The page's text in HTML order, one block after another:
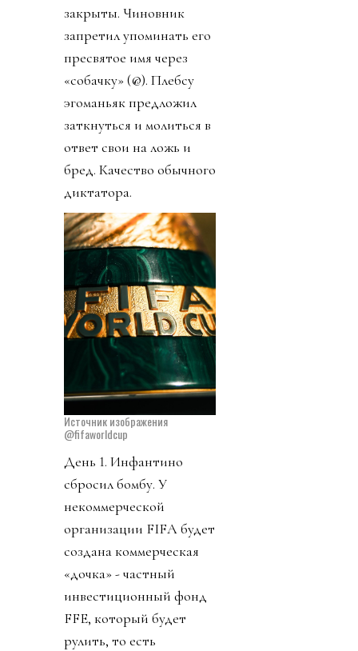
закрыты. Чиновник
запретил упоминать его
пресвятое имя через
«собачку» (@). Плебсу
эгоманьяк предложил
заткнуться и молиться в
ответ свои на ложь и
бред. Качество обычного
диктатора.
Источник изображения
@fifaworldcup
День 1. Инфантино
сбросил бомбу. У
некоммерческой
организации FIFA будет
создана коммерческая
«дочка» - частный
инвестиционный фонд
FFE, который будет
рулить, то есть